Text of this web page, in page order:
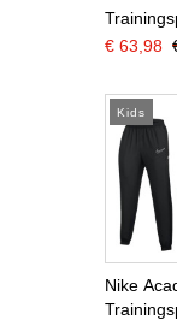
Kids
€ 63,98
Kids
Nike